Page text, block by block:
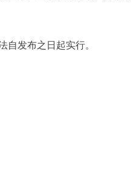
发布之日起实行。